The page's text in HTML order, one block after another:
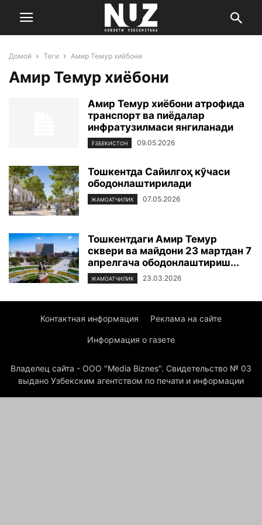
Домой Теги Амир Темур хиёбони
Амир Темур хиёбони
Амир Темур хиёбони атрофида
транспорт ва пиёдалар
инфратузилмаси янгиланади
ЎЗБЕКИСТОН 09.05.2026
Тошкентда Сайилгоҳ кўчаси
ободонлаштирилади
ЖАМОАТЧИЛИК 07.05.2026
Тошкентдаги Амир Темур
сквери ва майдони 23 мартдан 7
апрелгача ободонлаштириш...
ЖАМОАТЧИЛИК 23.03.2026
Контактная информация Реклама на сайте
Информация о газете
Владелец сайта - ООО "Media Biznes". Свидетельство № 03
выдано Узбекским агентством по печати и информации